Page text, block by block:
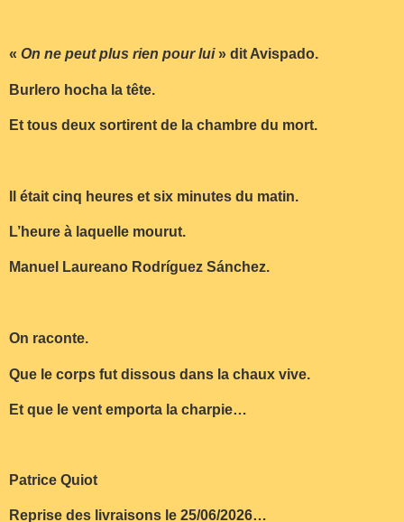
« On ne peut plus rien pour lui» dit Avispado.
Burlero hocha la tête.
Et tous deux sortirent de la chambre du mort.
Il était cinq heures et six minutes du matin.
L’heure à laquelle mourut.
Manuel Laureano Rodríguez Sánchez.
On raconte.
Que le corps fut dissous dans la chaux vive.
Et que le vent emporta la charpie…
Patrice Quiot
Reprise des livraisons le 25/06/2026…